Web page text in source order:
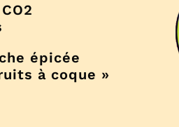
épicée
à coque »